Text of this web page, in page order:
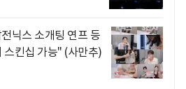
닉스 소개팅 연프 등
킨십 가능" (사만추)